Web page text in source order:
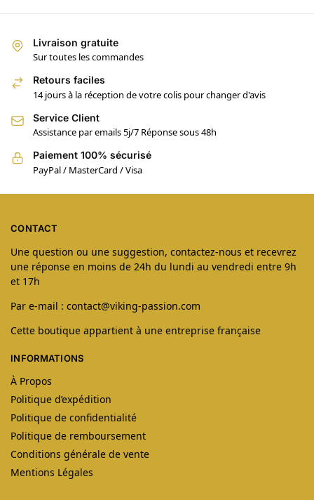
Livraison gratuite
Sur toutes les commandes
Retours faciles
14 jours à la réception de votre colis pour changer d'avis
Service Client
Assistance par emails 5j/7 Réponse sous 48h
Paiement 100% sécurisé
PayPal / MasterCard / Visa
CONTACT
Une question ou une suggestion, contactez-nous et recevrez
une réponse en moins de 24h du lundi au vendredi entre 9h
et 17h
Par e-mail : contact@viking-passion.com
Cette boutique appartient à une entreprise française
INFORMATIONS
À Propos
Politique d’expédition
Politique de confidentialité
Politique de remboursement
Conditions générale de vente
Mentions Légales